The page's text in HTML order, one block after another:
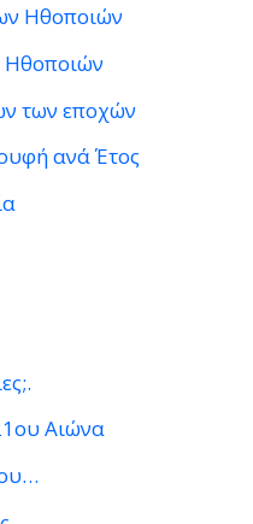
Ηθοποιών
Ηθοποιών
των εποχών
ανά Έτος
Αιώνα